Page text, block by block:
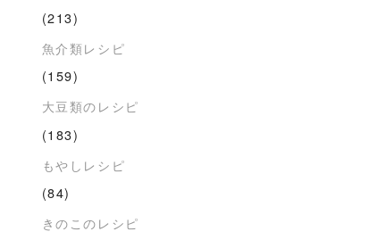
(213)
魚介類レシピ
(159)
大豆類のレシピ
(183)
もやしレシピ
(84)
きのこのレシピ